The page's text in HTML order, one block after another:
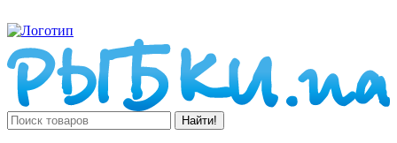
Найти!